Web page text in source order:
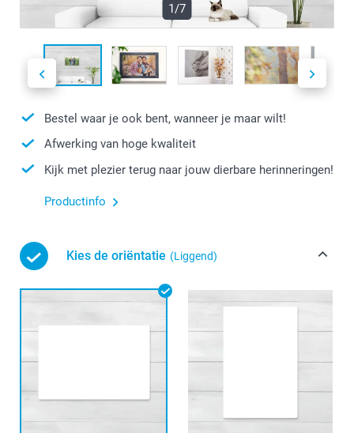
1/7
Bestel waar je ook bent, wanneer je maar wilt!
Afwerking van hoge kwaliteit
Kijk met plezier terug naar jouw dierbare herinneringen!
Productinfo
Kies de oriëntatie (Liggend)